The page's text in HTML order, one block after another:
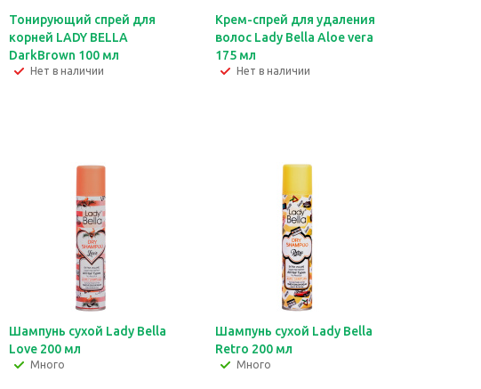
Тонирующий спрей для
корней LADY BELLA
DarkBrown 100 мл
Нет в наличии
Крем-спрей для удаления
волос Lady Bella Aloe vera
175 мл
Нет в наличии
Шампунь сухой Lady Bella
Love 200 мл
Много
Шампунь сухой Lady Bella
Retro 200 мл
Много